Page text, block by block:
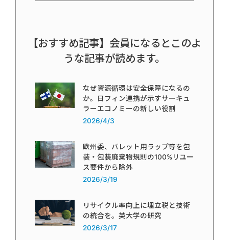
【おすすめ記事】会員になるとこのよ
うな記事が読めます。
なぜ資源循環は安全保障になるの
か。日フィン連携が示すサーキュ
ラーエコノミーの新しい役割
2026/4/3
欧州委、パレット用ラップ等を包
装・包装廃棄物規則の100%リユー
ス要件から除外
2026/3/19
リサイクル率向上に埋立税と技術
の統合を。英大学の研究
2026/3/17